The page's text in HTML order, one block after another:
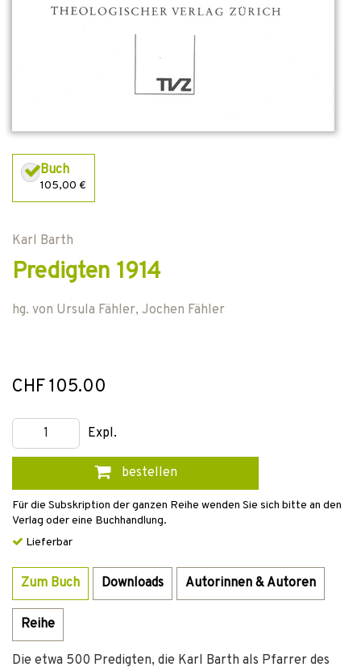
Buch
105,00 €
Karl Barth
Predigten 1914
hg. von Ursula Fähler, Jochen Fähler
CHF 105.00
Expl.
bestellen
Für die Subskription der ganzen Reihe wenden Sie sich bitte an den
Verlag oder eine Buchhandlung.
Lieferbar
Zum Buch Downloads Autorinnen & Autoren
Reihe
Die etwa 500 Predigten, die Karl Barth als Pfarrer des